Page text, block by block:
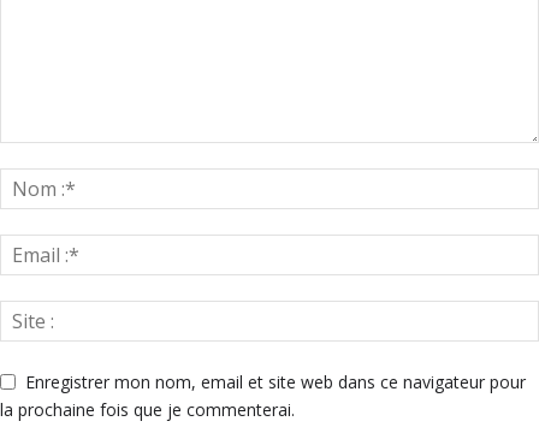
Enregistrer mon nom, email et site web dans ce navigateur pour
la prochaine fois que je commenterai.